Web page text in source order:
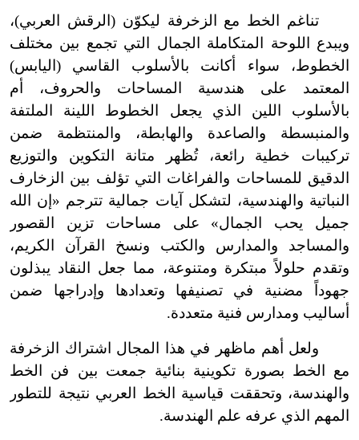
تناغم الخط مع الزخرفة ليكوّن (الرقش العربي)،
ويبدع اللوحة المتكاملة الجمال التي تجمع بين مختلف
الخطوط، سواء أكانت بالأسلوب القاسي (اليابس)
المعتمد على هندسية المساحات والحروف، أم
بالأسلوب اللين الذي يجعل الخطوط اللينة الملتفة
والمنبسطة والصاعدة والهابطة، والمنتظمة ضمن
تركيبات خطية رائعة، تُظهر متانة التكوين والتوزيع
الدقيق للمساحات والفراغات التي تؤلف بين الزخارف
النباتية والهندسية، لتشكل آيات جمالية تترجم «إن الله
جميل يحب الجمال» على مساحات تزين القصور
والمساجد والمدارس والكتب ونسخ القرآن الكريم،
وتقدم حلولاً مبتكرة ومتنوعة، مما جعل النقاد يبذلون
جهوداً مضنية في تصنيفها وتعدادها وإدراجها ضمن
أساليب ومدارس فنية متعددة.
ولعل أهم ماظهر في هذا المجال اشتراك الزخرفة
مع الخط بصورة تكوينية بنائية جمعت بين فن الخط
والهندسة، وتحققت قياسية الخط العربي نتيجة للتطور
المهم الذي عرفه علم الهندسة.